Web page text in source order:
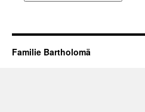
Familie Bartholomä